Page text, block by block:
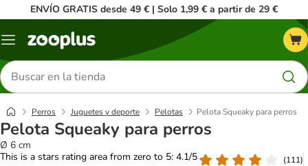
ENVÍO GRATIS desde 49 € | Solo 1,99 € a partir de 29 €
Menú
Buscar
productos
Perros Juguetes y deporte Pelotas Pelota Squeaky para perros
Pelota Squeaky para perros
Ø 6 cm
This is a stars rating area from zero to 5: 4.1/5
(111)